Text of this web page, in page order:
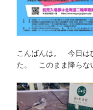
こんばんは。 今日は
た。 このまま降らな